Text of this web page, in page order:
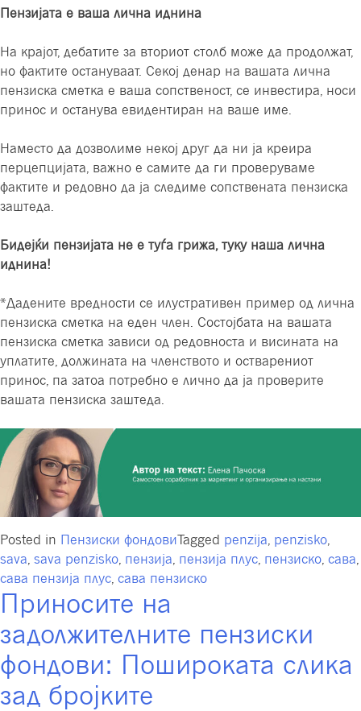
Пензијата е ваша лична иднина
На крајот, дебатите за вториот столб може да продолжат,
но фактите остануваат. Секој денар на вашата лична
пензиска сметка е ваша сопственост, се инвестира, носи
принос и останува евидентиран на ваше име.
Наместо да дозволиме некој друг да ни ја креира
перцепцијата, важно е самите да ги проверуваме
фактите и редовно да ја следиме сопствената пензиска
заштеда.
Бидејќи пензијата не е туѓа грижа, туку наша лична
иднина!
*Дадените вредности се илустративен пример од лична
пензиска сметка на еден член. Состојбата на вашата
пензиска сметка зависи од редовноста и висината на
уплатите, должината на членството и остварениот
принос, па затоа потребно е лично да ја проверите
вашата пензиска заштеда.
Posted in Пензиски фондовиTagged penzija penzisko
sava sava penzisko пензија пензија плус пензиско сава
сава пензија плус сава пензиско
Приносите на
задолжителните пензиски
фондови: Пошироката слика
зад бројките